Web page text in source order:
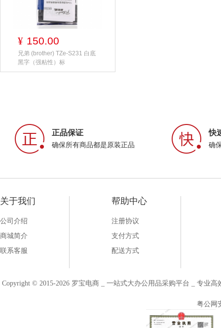
¥ 150.00
兄弟 (brother) TZe-S231 白底
黑字（强粘性）标
正品保证
确保所有商品都是原装正品
快
确
关于我们
公司介绍
商城简介
联系客服
帮助中心
注册协议
支付方式
配送方式
Copyright © 2015-2026 罗宝电商 _ 一站式大办公用品采购平台 _ 专业
粤公网